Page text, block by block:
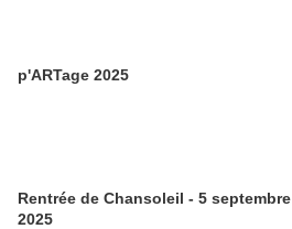
p'ARTage 2025
Rentrée de Chansoleil - 5 septembre
2025